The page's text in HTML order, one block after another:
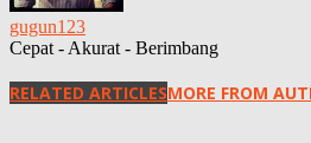
gugun123
Cepat - Akurat - Berimbang
RELATED ARTICLESMORE FROM